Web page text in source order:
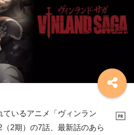
ているアニメ「ヴィンラン
（2期）の7話、最新話のあら